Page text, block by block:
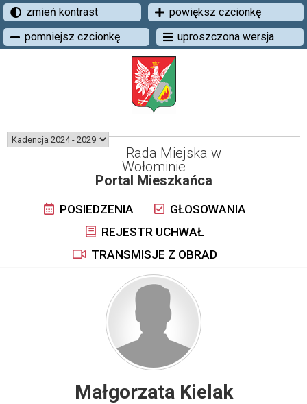
zmień kontrast
powiększ czcionkę
pomniejsz czcionkę
uproszczona wersja
Rada Miejska w
Wołominie
Portal Mieszkańca
POSIEDZENIA
GŁOSOWANIA
REJESTR UCHWAŁ
TRANSMISJE Z OBRAD
Małgorzata Kielak